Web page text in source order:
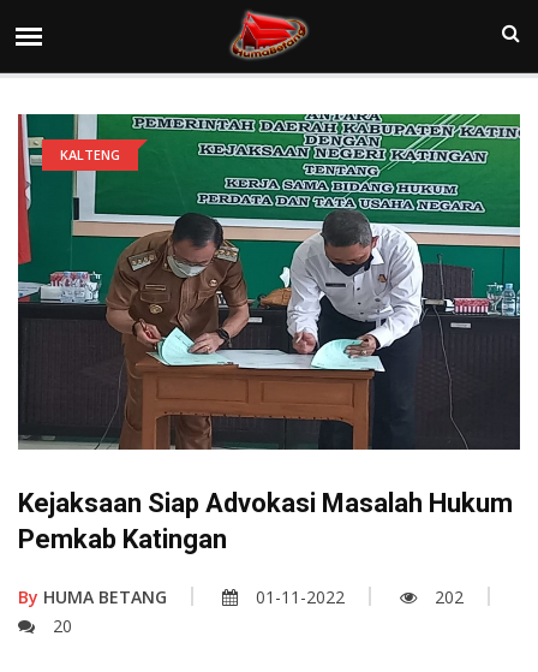
KALTENG
Kejaksaan Siap Advokasi Masalah Hukum
Pemkab Katingan
By HUMA BETANG 01-11-2022
202
20